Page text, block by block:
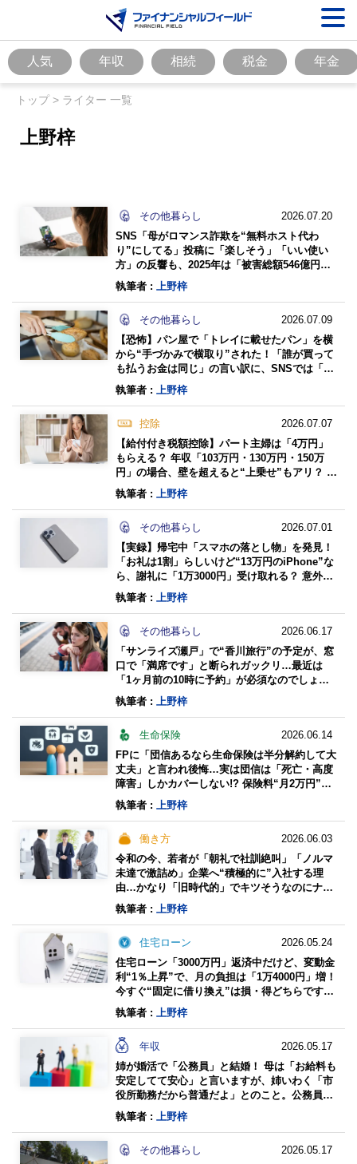
人気 年収 相続 税金 年金
トップ> ライター 一覧
上野梓
その他暮らし 2026.07.20
SNS「母がロマンス詐欺を“無料ホスト代わ
り”にしてる」投稿に「楽しそう」「いい使い
方」の反響も、2025年は「被害総額546億円」
…“やり取りだけでも危険”と言えるワケ
執筆者 : 上野梓
その他暮らし 2026.07.09
【恐怖】パン屋で「トレイに載せたパン」を横
から“手づかみで横取り”された！「誰が買って
も払うお金は同じ」の言い訳に、SNSでは「万
引きより酷い」「警察呼ぶべき」の意見も…法
律で処罰されないの？
執筆者 : 上野梓
控除 2026.07.07
【給付付き税額控除】パート主婦は「4万円」
もらえる？ 年収「103万円・130万円・150万
円」の場合、壁を超えると“上乗せ”もアリ？ 年
収別の「対象・給付の考え方」を確認
執筆者 : 上野梓
その他暮らし 2026.07.01
【実録】帰宅中「スマホの落とし物」を発見！
「お礼は1割」らしいけど“13万円のiPhone”な
ら、謝礼に「1万3000円」受け取れる？ 意外と
難しい“報労金の決め方”とは
執筆者 : 上野梓
その他暮らし 2026.06.17
「サンライズ瀬戸」で“香川旅行”の予定が、窓
口で「満席です」と断られガックリ…最近は
「1ヶ月前の10時に予約」が必須なのでしょう
か？ 利用料金もあわせて解説
執筆者 : 上野梓
生命保険 2026.06.14
FPに「団信あるなら生命保険は半分解約して大
丈夫」と言われ後悔…実は団信は「死亡・高度
障害」しかカバーしない!? 保険料“月2万円”は
払い続けるべきでしたか？ 注意点を解説
執筆者 : 上野梓
働き方 2026.06.03
令和の今、若者が「朝礼で社訓絶叫」「ノルマ
未達で激詰め」企業へ“積極的に”入社する理
由…かなり「旧時代的」でキツそうなのにナ
ゼ？ 数字でひもとく「働き方の価値観」とは
執筆者 : 上野梓
住宅ローン 2026.05.24
住宅ローン「3000万円」返済中だけど、変動金
利“1％上昇”で、月の負担は「1万4000円」増！
今すぐ“固定に借り換え”は損・得どちらです
か？「残期間30年」のケースで試算
執筆者 : 上野梓
年収 2026.05.17
姉が婚活で「公務員」と結婚！ 母は「お給料も
安定してて安心」と言いますが、姉いわく「市
役所勤務だから普通だよ」とのこと。公務員で
も“高年収”じゃないんですか？ 市役所職員の年
収を確認
執筆者 : 上野梓
その他暮らし 2026.05.17